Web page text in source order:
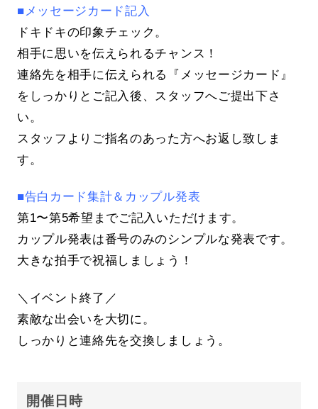
■メッセージカード記入
ドキドキの印象チェック。
相手に思いを伝えられるチャンス！
連絡先を相手に伝えられる『メッセージカード』
をしっかりとご記入後、スタッフへご提出下さ
い。
スタッフよりご指名のあった方へお返し致しま
す。
■告白カード集計＆カップル発表
第1〜第5希望までご記入いただけます。
カップル発表は番号のみのシンプルな発表です。
大きな拍手で祝福しましょう！
＼イベント終了／
素敵な出会いを大切に。
しっかりと連絡先を交換しましょう。
開催日時